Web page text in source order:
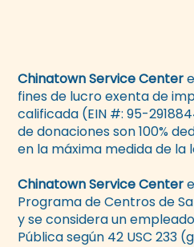
Chinatown Service Center
fines de lucro exenta de
calificada (EIN #: 95-
de donaciones son 100%
en la máxima medida de la
Chinatown Service Center
Programa de Centros de
y se considera un
Pública según 42 USC 233